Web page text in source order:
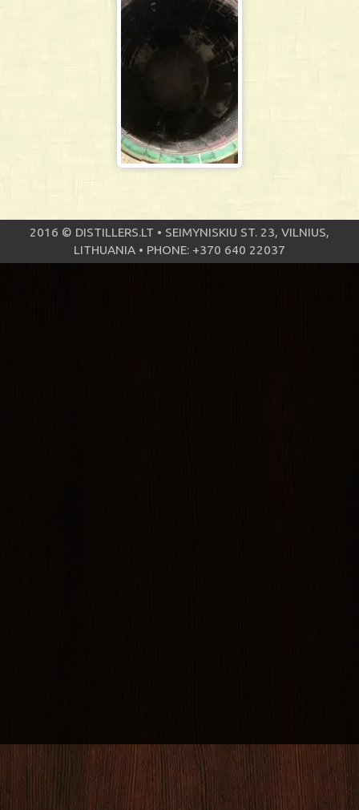
2016 © DISTILLERS.LT • SEIMYNISKIU ST. 23, VILNIUS,
LITHUANIA • PHONE: +370 640 22037